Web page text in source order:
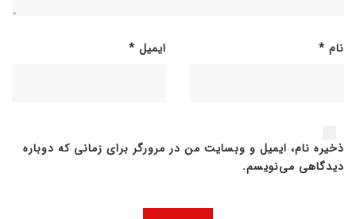
نام * ایمیل *
ذخیره نام، ایمیل و وبسایت من در مرورگر برای زمانی که دوباره
دیدگاهی می‌نویسم.